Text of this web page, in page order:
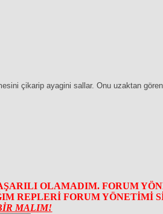
çikarip ayagini sallar. Onu uzaktan
OLAMADIM. FORUM
REPLERİ FORUM YÖNETİMİ
MALIM!